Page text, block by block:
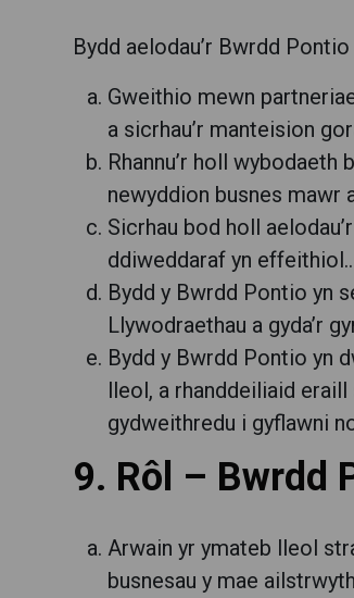
Bydd aelodau’r Bwrdd Pontio
Gweithio mewn
a sicrhau’r manteision
Rhannu’r holl
newyddion busnes mawr
Sicrhau bod holl
ddiweddaraf yn effeithiol..
Bydd y Bwrdd Pontio yn
Llywodraethau a gyda’r
Bydd y Bwrdd Pontio yn
lleol, a rhanddeiliaid
gydweithredu i gyflawni
9. Rôl – Bwrdd
Arwain yr ymateb lleol
busnesau y mae